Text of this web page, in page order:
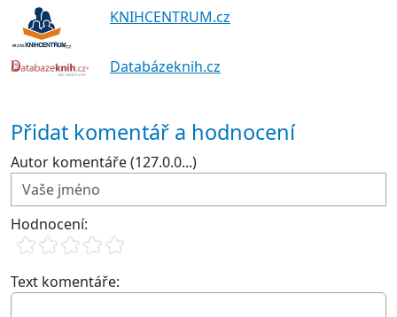
KNIHCENTRUM.cz
Databázeknih.cz
Přidat komentář a hodnocení
Autor komentáře (127.0.0...)
Hodnocení:
Text komentáře: